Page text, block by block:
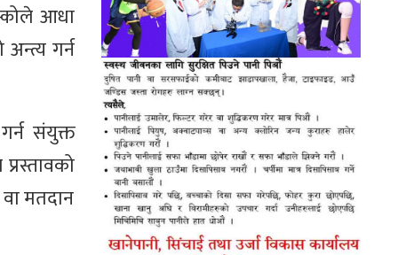
आधा
गर्न
संयुक्त
मतदान